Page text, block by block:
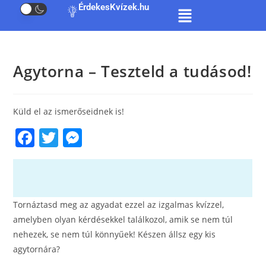
ÉrdekesKvízek.hu
Agytorna – Teszteld a tudásod!
Küld el az ismerőseidnek is!
F
a
e
b
o
o
T
w
er
e
e
n
g
Tornáztasd meg az agyadat ezzel az izgalmas kvízzel,
amelyben olyan kérdésekkel találkozol, amik se nem túl
nehezek, se nem túl könnyűek! Készen állsz egy kis
agytornára?